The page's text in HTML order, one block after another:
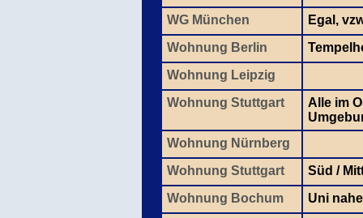
WG München
Egal,
Wohnung Berlin
Wohnung Leipzig
Wohnung Stuttgart
Alle im
Wohnung Nürnberg
Wohnung Stuttgart
Süd /
Wohnung Bochum
Uni nahe